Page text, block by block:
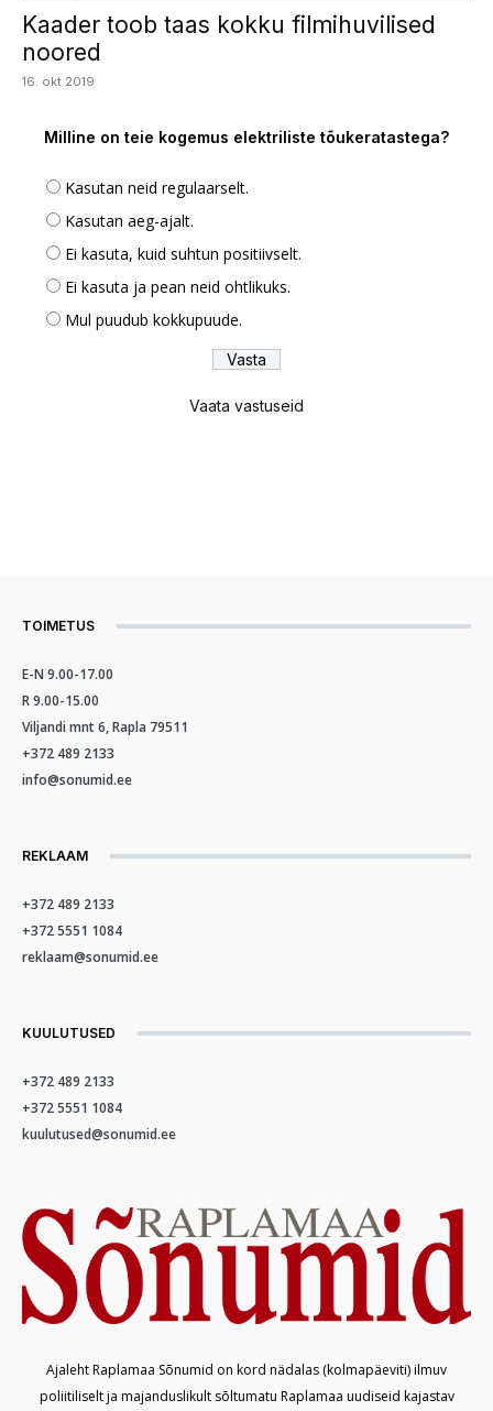
Kaader toob taas kokku filmihuvilised
noored
16. okt 2019
Milline on teie kogemus elektriliste tõukeratastega?
Kasutan neid regulaarselt.
Kasutan aeg-ajalt.
Ei kasuta, kuid suhtun positiivselt.
Ei kasuta ja pean neid ohtlikuks.
Mul puudub kokkupuude.
Vaata vastuseid
TOIMETUS
E-N 9.00-17.00
R 9.00-15.00
Viljandi mnt 6, Rapla 79511
+372 489 2133
info@sonumid.ee
REKLAAM
+372 489 2133
+372 5551 1084
reklaam@sonumid.ee
KUULUTUSED
+372 489 2133
+372 5551 1084
kuulutused@sonumid.ee
Ajaleht Raplamaa Sõnumid on kord nädalas (kolmapäeviti) ilmuv
poliitiliselt ja majanduslikult sõltumatu Raplamaa uudiseid kajastav